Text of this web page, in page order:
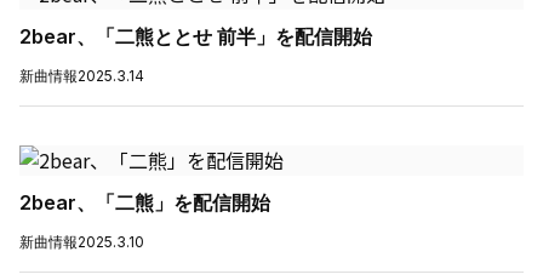
2bear、「二熊ととせ 前半」を配信開始
新曲情報2025.3.14
2bear、「二熊」を配信開始
新曲情報2025.3.10